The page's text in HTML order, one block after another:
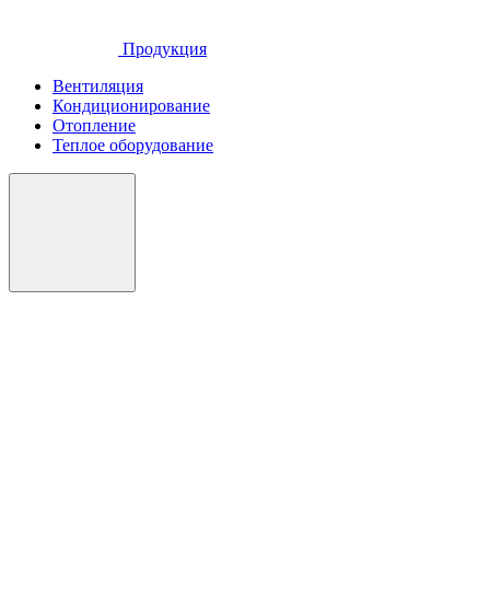
Продукция
Вентиляция
Кондиционирование
Отопление
Теплое оборудование